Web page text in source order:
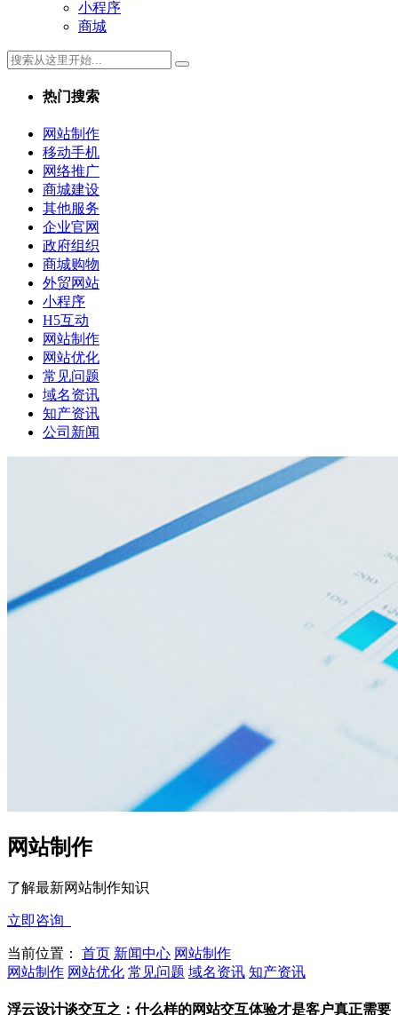
小程序
商城
热门搜索
网站制作
移动手机
网络推广
商城建设
其他服务
企业官网
政府组织
商城购物
外贸网站
小程序
H5互动
网站制作
网站优化
常见问题
域名资讯
知产资讯
公司新闻
网站制作
了解最新网站制作知识
立即咨询
当前位置： 首页 新闻中心 网站制作
网站制作 网站优化 常见问题 域名资讯 知产资讯
浮云设计谈交互之：什么样的网站交互体验才是客户真正需要